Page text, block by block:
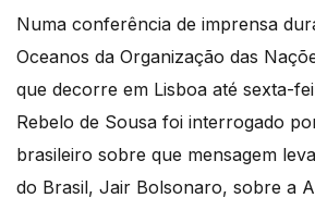
Numa conferência de imprensa
Oceanos da Organização das
que decorre em Lisboa até sexta-
Rebelo de Sousa foi interrogado
brasileiro sobre que mensagem
do Brasil, Jair Bolsonaro, sobre a